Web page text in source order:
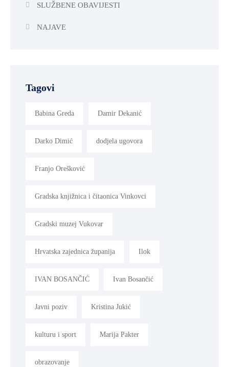
SLUŽBENE OBAVIJESTI
NAJAVE
Tagovi
Babina Greda Damir Dekanić
Darko Dimić dodjela ugovora
Franjo Orešković
Gradska knjižnica i čitaonica Vinkovci
Gradski muzej Vukovar
Hrvatska zajednica županija Ilok
IVAN BOSANČIĆ Ivan Bosančić
Javni poziv Kristina Jukić
kulturu i sport Marija Pakter
obrazovanje